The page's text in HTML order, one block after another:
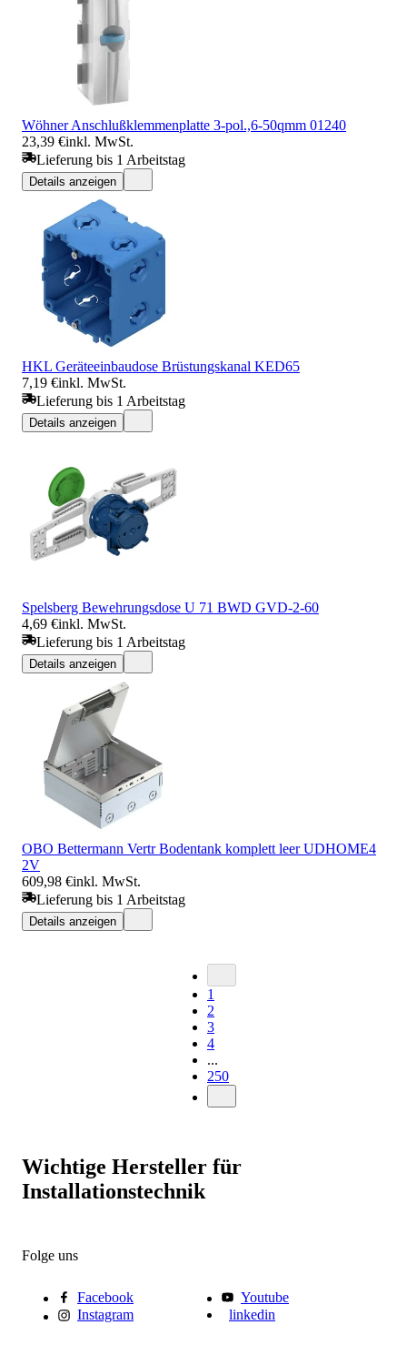
Wöhner Anschlußklemmenplatte 3-pol.,6-50qmm 01240
23,39 €inkl. MwSt.
Lieferung bis 1 Arbeitstag
Details anzeigen
HKL Geräteeinbaudose Brüstungskanal KED65
7,19 €inkl. MwSt.
Lieferung bis 1 Arbeitstag
Details anzeigen
Spelsberg Bewehrungsdose U 71 BWD GVD-2-60
4,69 €inkl. MwSt.
Lieferung bis 1 Arbeitstag
Details anzeigen
OBO Bettermann Vertr Bodentank komplett leer UDHOME4
2V
609,98 €inkl. MwSt.
Lieferung bis 1 Arbeitstag
Details anzeigen
1
2
3
4
...
250
Wichtige Hersteller für
Installationstechnik
Folge uns
Facebook
Youtube
Instagram
linkedin